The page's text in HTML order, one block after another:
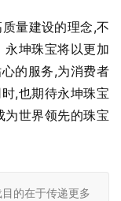
量建设的理念,不
坤珠宝将以更加
的服务,为消费者
,也期待永坤珠宝
世界领先的珠宝
的在于传递更多